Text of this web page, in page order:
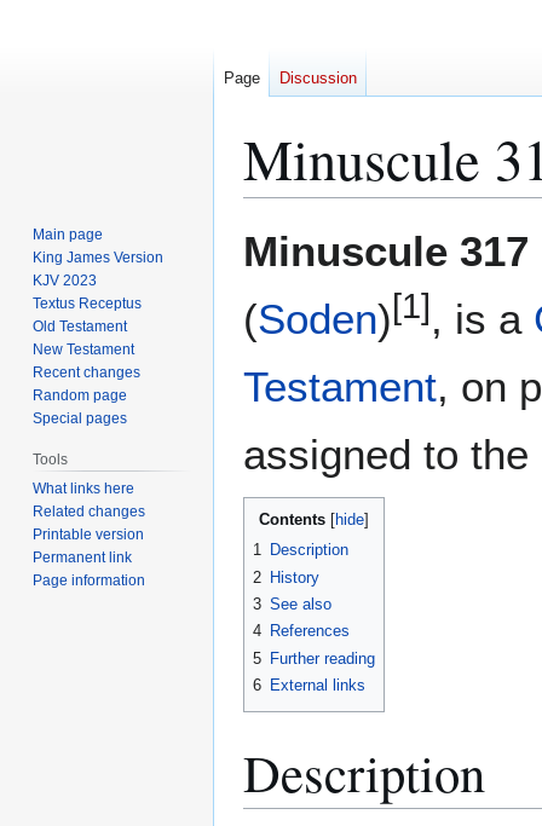
Minuscule
toto
Minuscule 317
(Soden)[1] , is a
Testament, on
assigned to
Contents
1 Description
2 History
3 See also
4 References
5 Further reading
6 External links
Description
Page Discussion
Main page
King James Version
KJV 2023
Textus Receptus
Old Testament
New Testament
Recent changes
Random page
Special pages
Tools
What links here
Related changes
Printable version
Permanent link
Page information